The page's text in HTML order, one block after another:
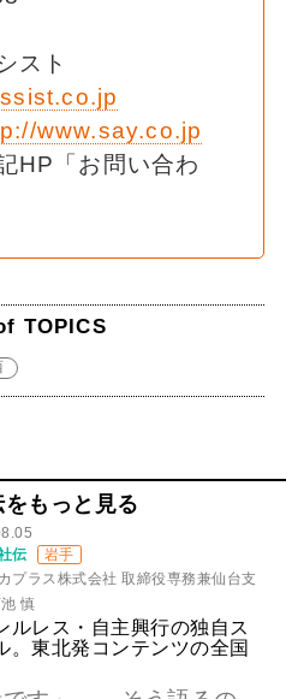
スト
www.say.co.jp
HP「お問い合わ
TOPICS
もっと見る
伝
岩手
プラス株式会社 取締役専務兼仙台支
慎
ルレス・自主興行の独自ス
。東北発コンテンツの全国